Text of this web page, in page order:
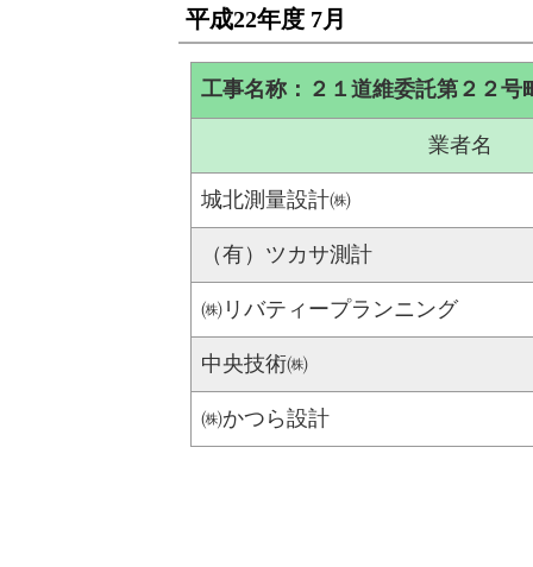
平成22年度 7月
工事名称：２１道維委託第２２号
業者名
城北測量設計㈱
（有）ツカサ測計
㈱リバティープランニング
中央技術㈱
㈱かつら設計